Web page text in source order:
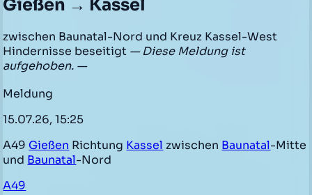
Gießen → Kassel
zwischen Baunatal-Nord und Kreuz Kassel-West
Hindernisse beseitigt — Diese Meldung ist
aufgehoben. —
Meldung
15.07.26, 15:25
A49 Gießen Richtung Kassel zwischen Baunatal-Mitte
und Baunatal-Nord
A49